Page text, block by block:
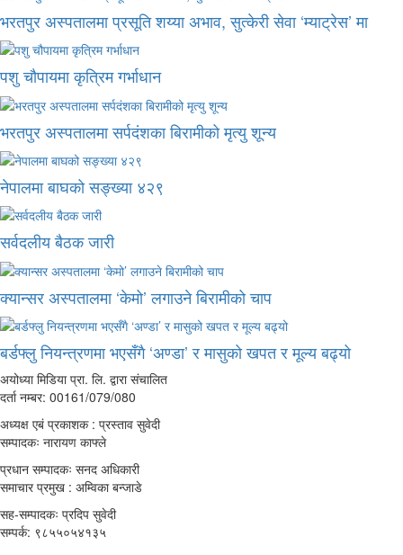
भरतपुर अस्पतालमा प्रसूति शय्या अभाव, सुत्केरी सेवा ‘म्याट्रेस’ मा
पशु चौपायमा कृत्रिम गर्भाधान
भरतपुर अस्पतालमा सर्पदंशका बिरामीको मृत्यु शून्य
नेपालमा बाघको सङ्ख्या ४२९
सर्वदलीय बैठक जारी
क्यान्सर अस्पतालमा ‘केमो’ लगाउने बिरामीको चाप
बर्डफ्लु नियन्त्रणमा भएसँगै ‘अण्डा’ र मासुको खपत र मूल्य बढ्यो
अयोध्या मिडिया प्रा. लि. द्वारा संचालित
दर्ता नम्बर: 00161/079/080
अध्यक्ष एबं प्रकाशक : प्रस्ताव सुवेदी
सम्पादकः नारायण काफ्ले
प्रधान सम्पादकः सनद अधिकारी
समाचार प्रमुख : अम्विका बन्जाडे
सह-सम्पादकः प्रदिप सुवेदी
सम्पर्क: ९८५५०५४१३५